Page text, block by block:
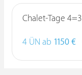
Chalet-Tage 4=3
4 ÜN ab 1150 €